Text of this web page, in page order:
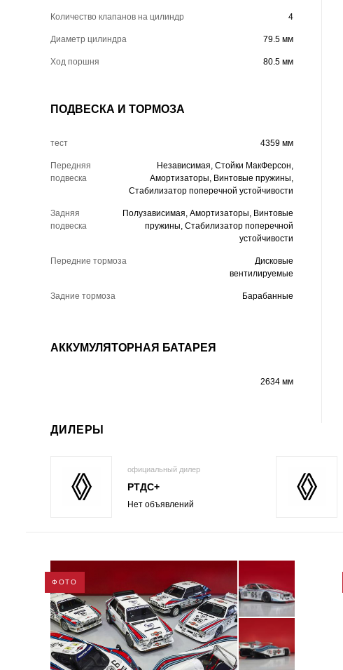
Количество клапанов на цилиндр 4
Диаметр цилиндра 79.5 мм
Ход поршня 80.5 мм
ПОДВЕСКА И ТОРМОЗА
тест 4359 мм
Передняя
подвеска
Независимая, Стойки МакФерсон,
Амортизаторы, Винтовые пружины,
Стабилизатор поперечной устойчивости
Задняя
подвеска
Полузависимая, Амортизаторы, Винтовые
пружины, Стабилизатор поперечной
устойчивости
Передние тормоза
Дисковые
вентилируемые
Задние тормоза Барабанные
АККУМУЛЯТОРНАЯ БАТАРЕЯ
2634 мм
ДИЛЕРЫ
официальный дилер
РТДС+
Нет объявлений
ФОТО